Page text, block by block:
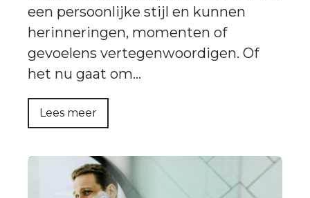
een persoonlijke stijl en kunnen
herinneringen, momenten of
gevoelens vertegenwoordigen. Of
het nu gaat om…
Lees meer